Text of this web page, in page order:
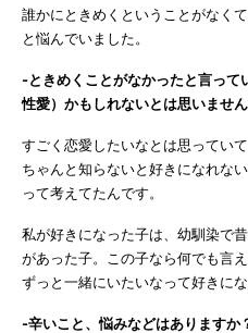
誰かにときめくということがなく
と悩んでいました。
-ときめくことがなかったと言って
性愛）かもしれないとは思いませ
すごく恋愛したいなとは思ってい
ちゃんと知らないと好きになれな
って考えてたんです。
私が好きになった子は、幼馴染で
があった子。この子なら何でも言
ずっと一緒にいたいなって好きにな
-辛いこと、悩みなどはありますか